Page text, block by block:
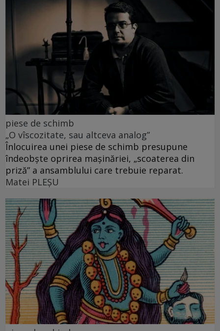
piese de schimb
„O vîscozitate, sau altceva analog”
Înlocuirea unei piese de schimb presupune
îndeobște oprirea mașinăriei, „scoaterea din
priză” a ansamblului care trebuie reparat.
Matei PLEŞU